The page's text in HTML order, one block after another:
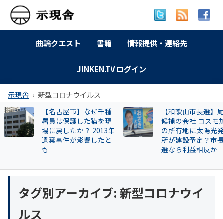
曲輪クエスト 書籍 情報提供・連絡先
JINKEN.TV ログイン
示現舎 新型コロナウイルス
【名古屋市】なぜ千種
署員は保護した猫を現
場に戻したか？ 2013年
遺棄事件が影響したと
も
【和歌山市長選】
候補の会社 コスモ
の所有地に太陽光
所が建設予定？市
選なら利益相反か
タグ別アーカイブ: 新型コロナウイ
ルス